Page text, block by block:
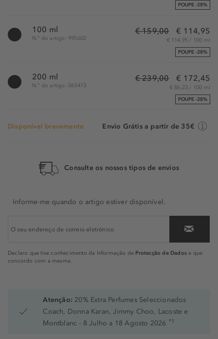
POUPE -28%
100 ml
N.° do artigo: 995602
€ 159,00 € 114,95
€ 114,95 / 100 ml
POUPE -28%
200 ml
N.° do artigo: 063413
€ 239,00 € 172,45
€ 86,23 / 100 ml
POUPE -28%
Disponível brevemente Envio Grátis a partir de 35€
Consulte os nossos tipos de envios
Informe-me quando o artigo estiver disponível.
Declaro que tive conhecimento da Informação de Protecção de Dados e que
concordo com a mesma.
Atenção: 20% Extra Perfumes Seleccionados
Coach, Donna Karan, Jimmy Choo, Lacoste e
Montblanc - 8 Julho a 18 Agosto 2026 *1